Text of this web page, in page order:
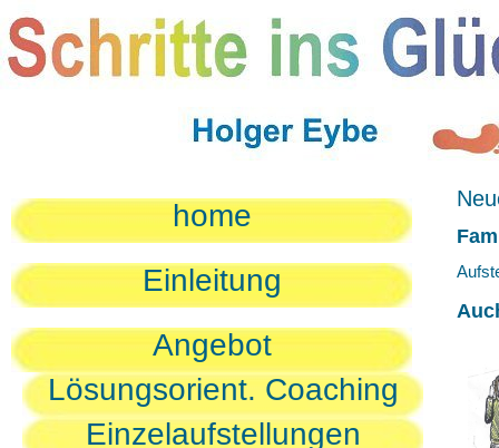
home
Einleitung
Angebot
Lösungsorient. Coaching
Einzelaufstellungen